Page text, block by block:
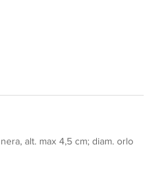
alt. max 4,5 cm; diam. orlo